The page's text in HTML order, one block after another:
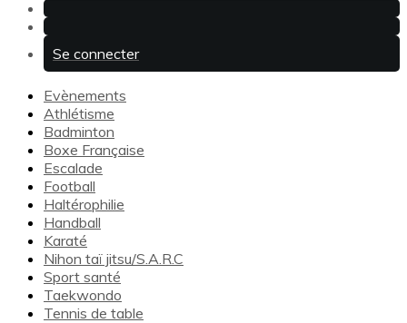
Se connecter
Evènements
Athlétisme
Badminton
Boxe Française
Escalade
Football
Haltérophilie
Handball
Karaté
Nihon taï jitsu/S.A.R.C
Sport santé
Taekwondo
Tennis de table